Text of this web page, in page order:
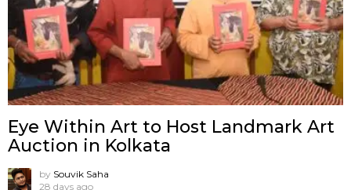
Eye Within Art to Host Landmark Art
Auction in Kolkata
by Souvik Saha
28 days ago